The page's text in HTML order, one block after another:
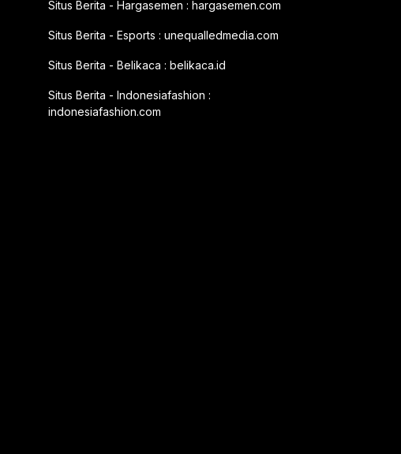
Situs Berita - Hargasemen : hargasemen.com
Situs Berita - Esports : unequalledmedia.com
Situs Berita - Belikaca : belikaca.id
Situs Berita - Indonesiafashion :
indonesiafashion.com